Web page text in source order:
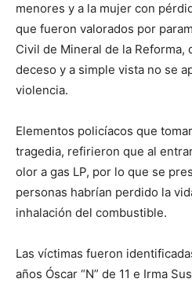
menores y a la mujer con
que fueron valorados por
Civil de Mineral de la Reforma,
deceso y a simple vista no se
violencia.
Elementos policíacos que
tragedia, refirieron que al
olor a gas LP, por lo que se
personas habrían perdido la
inhalación del combustible.
Las víctimas fueron
años Óscar “N” de 11 e Irma